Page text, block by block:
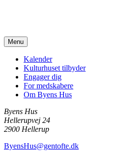
Menu
Kalender
Kulturhuset tilbyder
Engager dig
For medskabere
Om Byens Hus
Byens Hus
Hellerupvej 24
2900 Hellerup
ByensHus@gentofte.dk